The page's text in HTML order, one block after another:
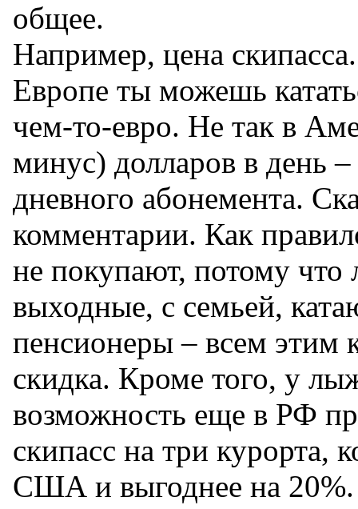
общее.
Например, цена
Европе ты можешь
чем-то-евро. Не так в
минус) долларов в день –
дневного абонемента.
комментарии. Как
не покупают, потому
выходные, с семьей,
пенсионеры – всем этим
скидка. Кроме того, у
возможность еще в РФ
скипасс на три курорта,
США и выгоднее на 20%.